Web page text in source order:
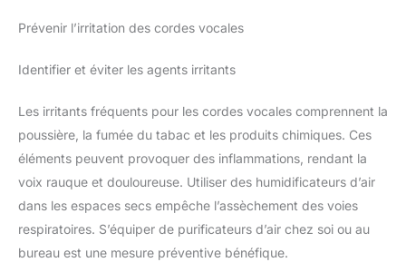
Prévenir l’irritation des cordes vocales
Identifier et éviter les agents irritants
Les irritants fréquents pour les cordes vocales comprennent la
poussière, la fumée du tabac et les produits chimiques. Ces
éléments peuvent provoquer des inflammations, rendant la
voix rauque et douloureuse. Utiliser des humidificateurs d’air
dans les espaces secs empêche l’assèchement des voies
respiratoires. S’équiper de purificateurs d’air chez soi ou au
bureau est une mesure préventive bénéfique.